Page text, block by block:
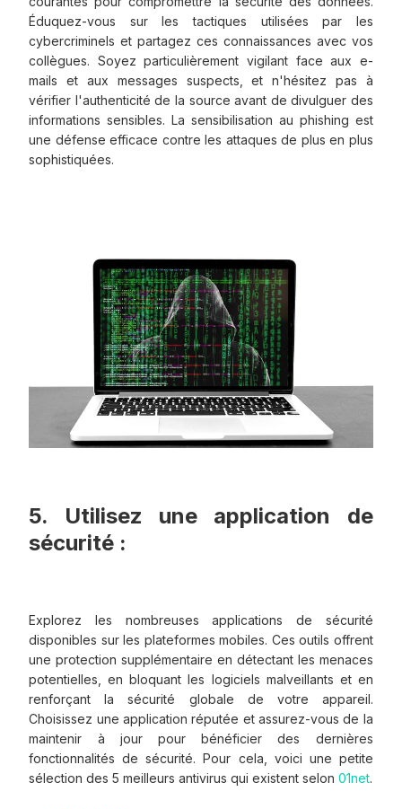
Éduquez-vous sur les tactiques utilisées par les
cybercriminels et partagez ces connaissances avec vos
collègues. Soyez particulièrement vigilant face aux e-
mails et aux messages suspects, et n'hésitez pas à
vérifier l'authenticité de la source avant de divulguer des
informations sensibles. La sensibilisation au phishing est
une défense efficace contre les attaques de plus en plus
sophistiquées.
5. Utilisez une application de
sécurité :
Explorez les nombreuses applications de sécurité
disponibles sur les plateformes mobiles. Ces outils offrent
une protection supplémentaire en détectant les menaces
potentielles, en bloquant les logiciels malveillants et en
renforçant la sécurité globale de votre appareil.
Choisissez une application réputée et assurez-vous de la
maintenir à jour pour bénéficier des dernières
fonctionnalités de sécurité. Pour cela, voici une petite
sélection des 5 meilleurs antivirus qui existent selon01net.